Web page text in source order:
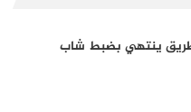
ينتهي بضبط شاب